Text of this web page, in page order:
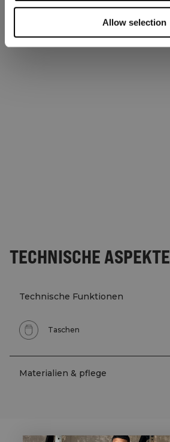
Allow selection
TECHNISCHE ASPEKTE
Technische Funktionen
Taschen
Materialien & pflege